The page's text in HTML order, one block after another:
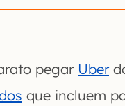
pegar Uber
que incluem